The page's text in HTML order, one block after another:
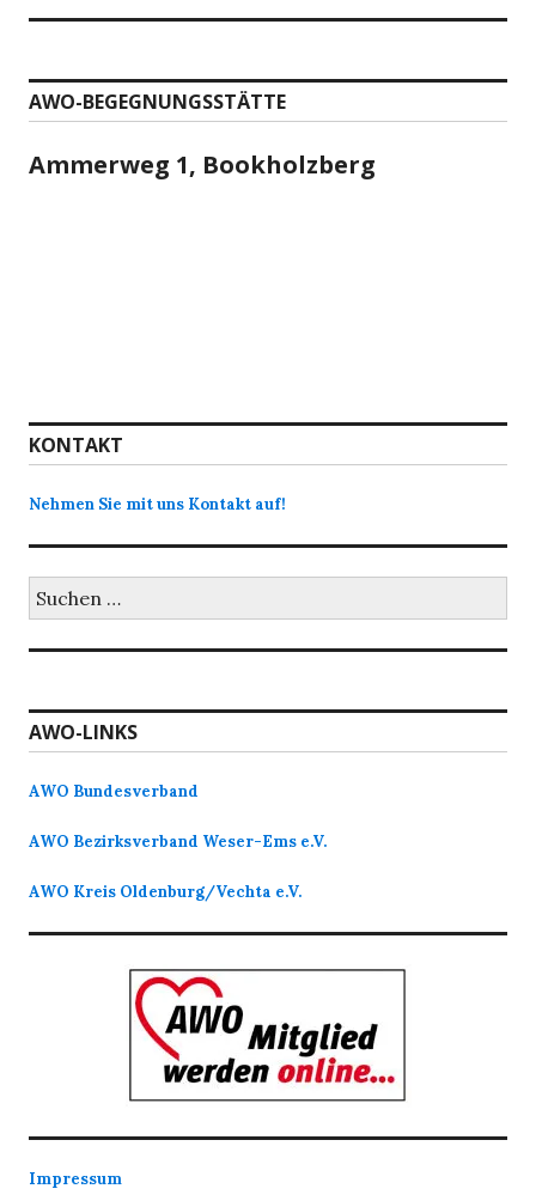
AWO-BEGEGNUNGSSTÄTTE
Ammerweg 1, Bookholzberg
KONTAKT
Nehmen Sie mit uns Kontakt auf!
nach:
AWO-LINKS
AWO Bundesverband
AWO Bezirksverband Weser-Ems e.V.
AWO Kreis Oldenburg/Vechta e.V.
Impressum